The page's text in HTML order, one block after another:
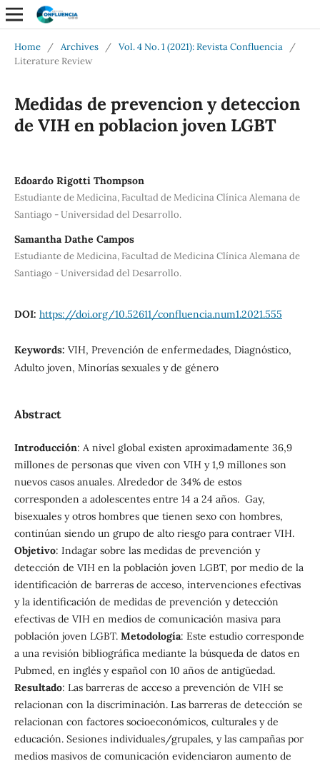
Home / Archives / Vol. 4 No. 1 (2021): Revista Confluencia
/
Literature Review
Medidas de prevencion y deteccion
de VIH en poblacion joven LGBT
Edoardo Rigotti Thompson
Estudiante de Medicina, Facultad de Medicina Clínica Alemana de
Santiago - Universidad del Desarrollo.
Samantha Dathe Campos
Estudiante de Medicina, Facultad de Medicina Clínica Alemana de
Santiago - Universidad del Desarrollo.
DOI: https://doi.org/10.52611/confluencia.num1.2021.555
Keywords: VIH, Prevención de enfermedades, Diagnóstico,
Adulto joven, Minorías sexuales y de género
Abstract
Introducción: A nivel global existen aproximadamente 36,9
millones de personas que viven con VIH y 1,9 millones son
nuevos casos anuales. Alrededor de 34% de estos
corresponden a adolescentes entre 14 a 24 años. Gay,
bisexuales y otros hombres que tienen sexo con hombres,
continúan siendo un grupo de alto riesgo para contraer VIH.
Objetivo: Indagar sobre las medidas de prevención y
detección de VIH en la población joven LGBT, por medio de la
identificación de barreras de acceso, intervenciones efectivas
y la identificación de medidas de prevención y detección
efectivas de VIH en medios de comunicación masiva para
población joven LGBT. Metodología: Este estudio corresponde
a una revisión bibliográfica mediante la búsqueda de datos en
Pubmed, en inglés y español con 10 años de antigüedad.
Resultado: Las barreras de acceso a prevención de VIH se
relacionan con la discriminación. Las barreras de detección se
relacionan con factores socioeconómicos, culturales y de
educación. Sesiones individuales/grupales, y las campañas por
medios masivos de comunicación evidenciaron aumento de